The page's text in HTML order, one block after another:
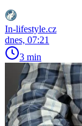
In-lifestyle.cz
dnes, 07:21
3 min